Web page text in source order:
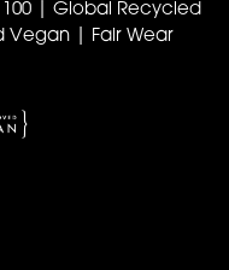
100 | Global Recycled
Vegan | Fair Wear